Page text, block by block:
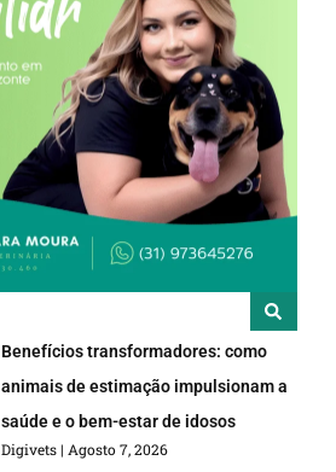
Benefícios transformadores: como
animais de estimação impulsionam a
saúde e o bem-estar de idosos
Digivets Agosto 7, 2026